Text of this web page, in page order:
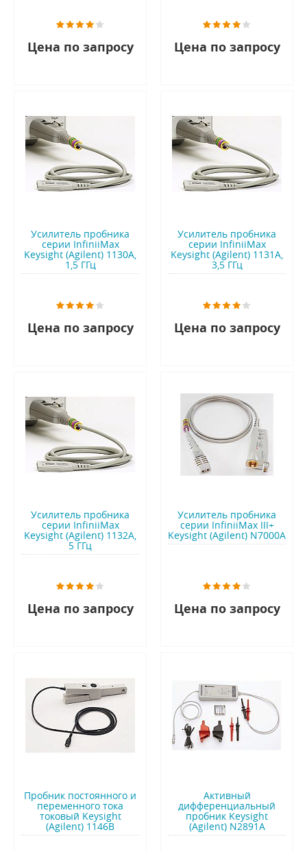
Цена по запросу Цена по запросу
Усилитель пробника
серии InfiniiMax
Keysight (Agilent) 1130A,
1,5 ГГц
Цена по запросу
Усилитель пробника
серии InfiniiMax
Keysight (Agilent) 1131A,
3,5 ГГц
Цена по запросу
Усилитель пробника
серии InfiniiMax
Keysight (Agilent) 1132A,
5 ГГц
Цена по запросу
Усилитель пробника
серии InfiniiMax III+
Keysight (Agilent) N7000A
Цена по запросу
Пробник постоянного и
переменного тока
токовый Keysight
(Agilent) 1146B
Активный
дифференциальный
пробник Keysight
(Agilent) N2891A